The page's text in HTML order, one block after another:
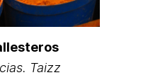
Taizz